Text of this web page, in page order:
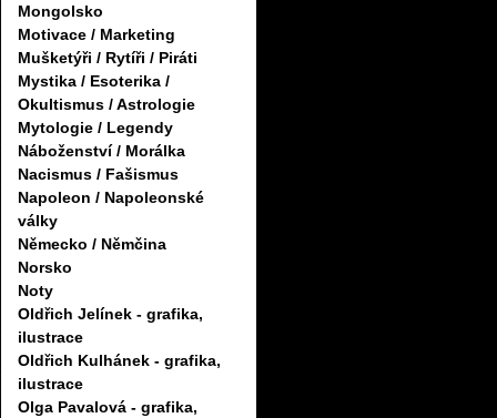
Mongolsko
Motivace / Marketing
Mušketýři / Rytíři / Piráti
Mystika / Esoterika /
Okultismus / Astrologie
Mytologie / Legendy
Náboženství / Morálka
Nacismus / Fašismus
Napoleon / Napoleonské
války
Německo / Němčina
Norsko
Noty
Oldřich Jelínek - grafika,
ilustrace
Oldřich Kulhánek - grafika,
ilustrace
Olga Pavalová - grafika,